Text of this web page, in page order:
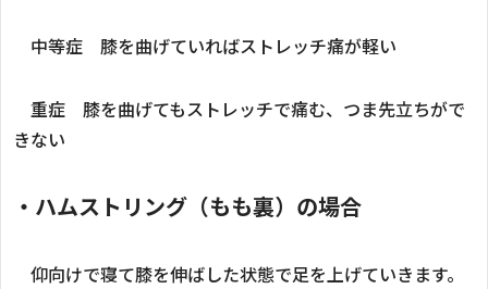
中等症 膝を曲げていればストレッチ痛が軽い
重症 膝を曲げてもストレッチで痛む、つま先立ちがで
きない
・ハムストリング（もも裏）の場合
仰向けで寝て膝を伸ばした状態で足を上げていきます。